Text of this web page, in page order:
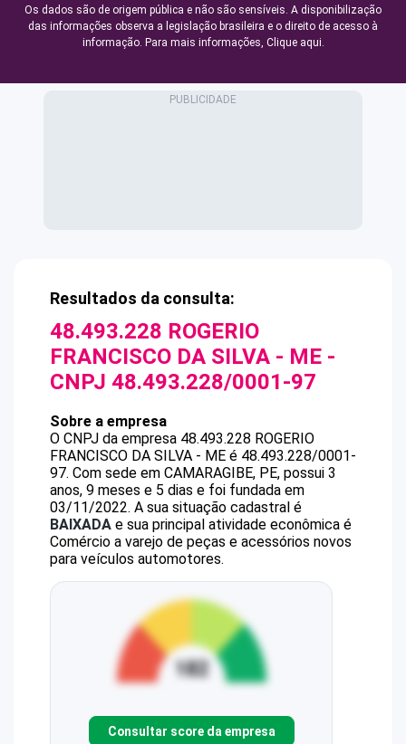
Os dados são de origem pública e não são sensíveis. A disponibilização
das informações observa a legislação brasileira e o direito de acesso à
informação. Para mais informações, Clique aqui.
Resultados da consulta:
48.493.228 ROGERIO
FRANCISCO DA SILVA - ME -
CNPJ 48.493.228/0001-97
Sobre a empresa
O CNPJ da empresa 48.493.228 ROGERIO
FRANCISCO DA SILVA - ME é 48.493.228/0001-
97. Com sede em CAMARAGIBE, PE, possui 3
anos, 9 meses e 5 dias e foi fundada em
03/11/2022. A sua situação cadastral é
BAIXADA e sua principal atividade econômica é
Comércio a varejo de peças e acessórios novos
para veículos automotores.
Consultar score da empresa